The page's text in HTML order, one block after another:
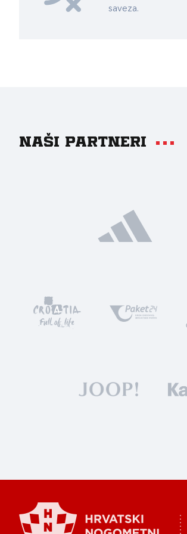
saveza.
Naši partneri